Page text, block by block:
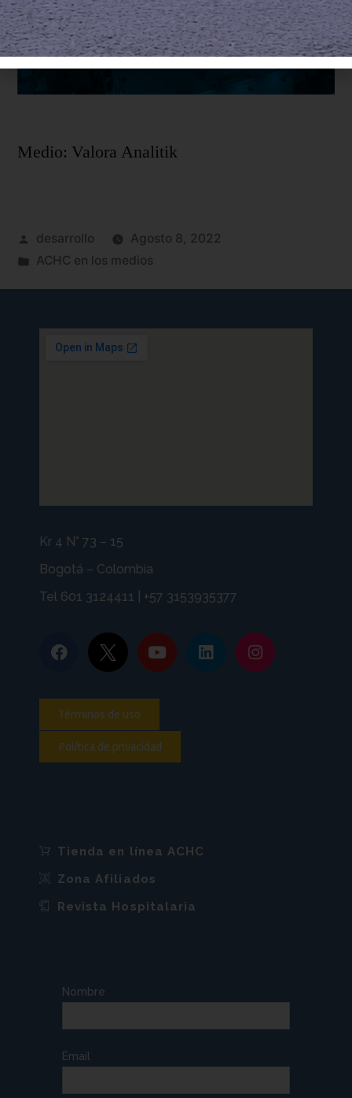
Medio: Valora Analitik
desarrollo
Agosto 8, 2022
ACHC en los medios
Kr 4 N° 73 – 15
Bogotá – Colombia
Tel 601 3124411 | +57 3153935377
Términos de uso
Política de privacidad
Tienda en línea ACHC
Zona Afiliados
Revista Hospitalaria
Nombre
Email